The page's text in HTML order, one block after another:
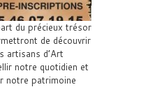
du précieux trésor
de découvrir
artisans d’Art
notre quotidien et
notre patrimoine